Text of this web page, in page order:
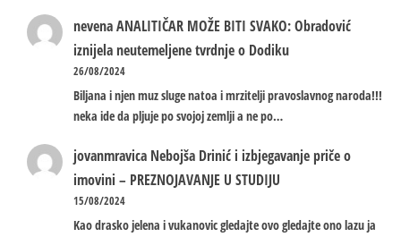
nevenaANALITIČAR MOŽE BITI SVAKO: Obradović
iznijela neutemeljene tvrdnje o Dodiku
26/08/2024
Biljana i njen muz sluge natoa i mrzitelji pravoslavnog naroda!!!
neka ide da pljuje po svojoj zemlji a ne po…
jovanmravica Nebojša Drinić i izbjegavanje priče o
imovini – PREZNOJAVANJE U STUDIJU
15/08/2024
Kao drasko jelena i vukanovic gledajte ovo gledajte ono lazu ja